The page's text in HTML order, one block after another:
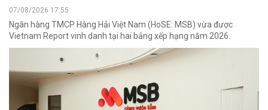
07/08/2026 17:55
Ngân hàng TMCP Hàng Hải Việt Nam (HoSE: MSB) vừa được
Vietnam Report vinh danh tại hai bảng xếp hạng năm 2026.